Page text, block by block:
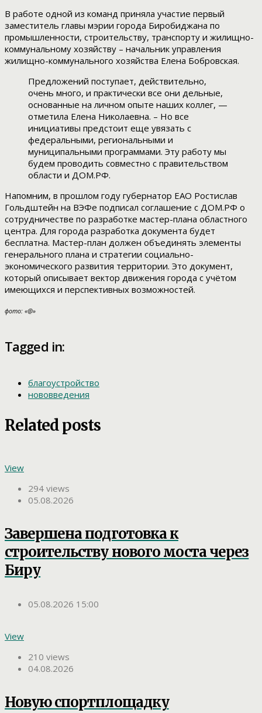
В работе одной из команд приняла участие первый
заместитель главы мэрии города Биробиджана по
промышленности, строительству, транспорту и жилищно-
коммунальному хозяйству – начальник управления
жилищно-коммунального хозяйства Елена Бобровская.
Предложений поступает, действительно,
очень много, и практически все они дельные,
основанные на личном опыте наших коллег, —
отметила Елена Николаевна. – Но все
инициативы предстоит еще увязать с
федеральными, региональными и
муниципальными программами. Эту работу мы
будем проводить совместно с правительством
области и ДОМ.РФ.
Напомним, в прошлом году губернатор ЕАО Ростислав
Гольдштейн на ВЭФе подписал соглашение с ДОМ.РФ о
сотрудничестве по разработке мастер-плана областного
центра. Для города разработка документа будет
бесплатна. Мастер-план должен объединять элементы
генерального плана и стратегии социально-
экономического развития территории. Это документ,
который описывает вектор движения города с учётом
имеющихся и перспективных возможностей.
фото: «@»
Tagged in:
благоустройство
нововведения
Related posts
View
294 views
05.08.2026
Завершена подготовка к
строительству нового моста через
Биру
05.08.2026 15:00
View
210 views
04.08.2026
Новую спортплощадку